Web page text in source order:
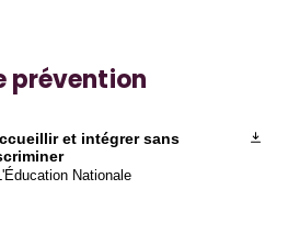
prévention
et intégrer sans
Nationale